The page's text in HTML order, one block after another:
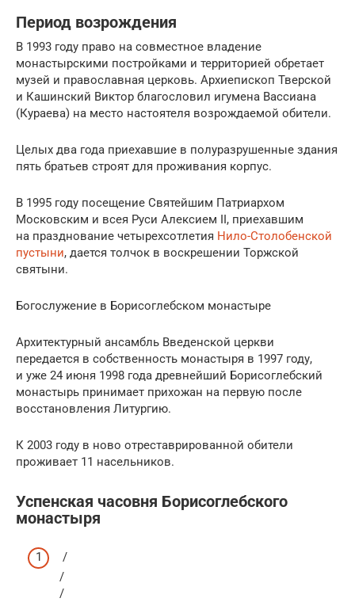
Период возрождения
В 1993 году право на совместное владение
монастырскими постройками и территорией обретает
музей и православная церковь. Архиепископ Тверской
и Кашинский Виктор благословил игумена Вассиана
(Кураева) на место настоятеля возрождаемой обители.
Целых два года приехавшие в полуразрушенные здания
пять братьев строят для проживания корпус.
В 1995 году посещение Святейшим Патриархом
Московским и всея Руси Алексием ІІ, приехавшим
на празднование четырехсотлетия Нило-Столобенской
пустыни, дается толчок в воскрешении Торжской
святыни.
Богослужение в Борисоглебском монастыре
Архитектурный ансамбль Введенской церкви
передается в собственность монастыря в 1997 году,
и уже 24 июня 1998 года древнейший Борисоглебский
монастырь принимает прихожан на первую после
восстановления Литургию.
К 2003 году в ново отреставрированной обители
проживает 11 насельников.
Успенская часовня Борисоглебского
монастыря
/
/
/